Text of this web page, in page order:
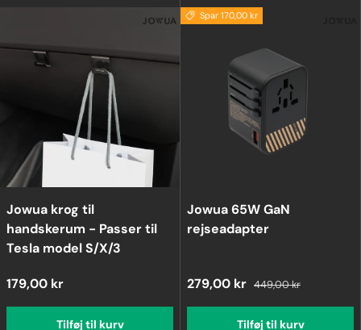
Jowua krog til
handskerum - Passer til
Tesla model S/X/3
179,00 kr
Tilføj til kurv
Spar 170,00 kr
Jowua 65W GaN
rejseadapter
279,00 kr 449,00 kr
Tilføj til kurv